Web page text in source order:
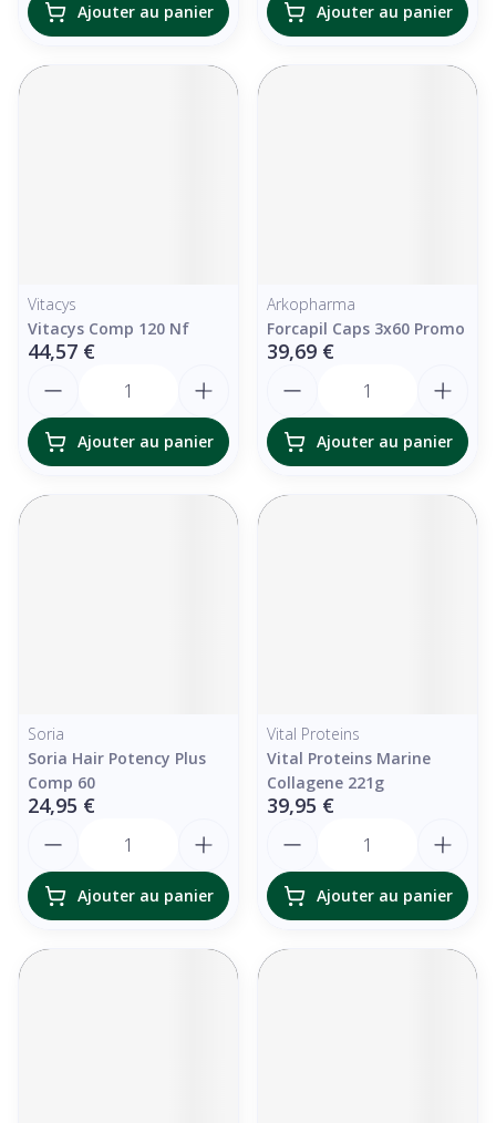
Ajouter au panier Ajouter au panier
Vitacys
Vitacys Comp 120 Nf
44,57 €
Ajouter au panier
Arkopharma
Forcapil Caps 3x60 Promo
39,69 €
Ajouter au panier
Soria
Soria Hair Potency Plus
Comp 60
24,95 €
Ajouter au panier
Vital Proteins
Vital Proteins Marine
Collagene 221g
39,95 €
Ajouter au panier